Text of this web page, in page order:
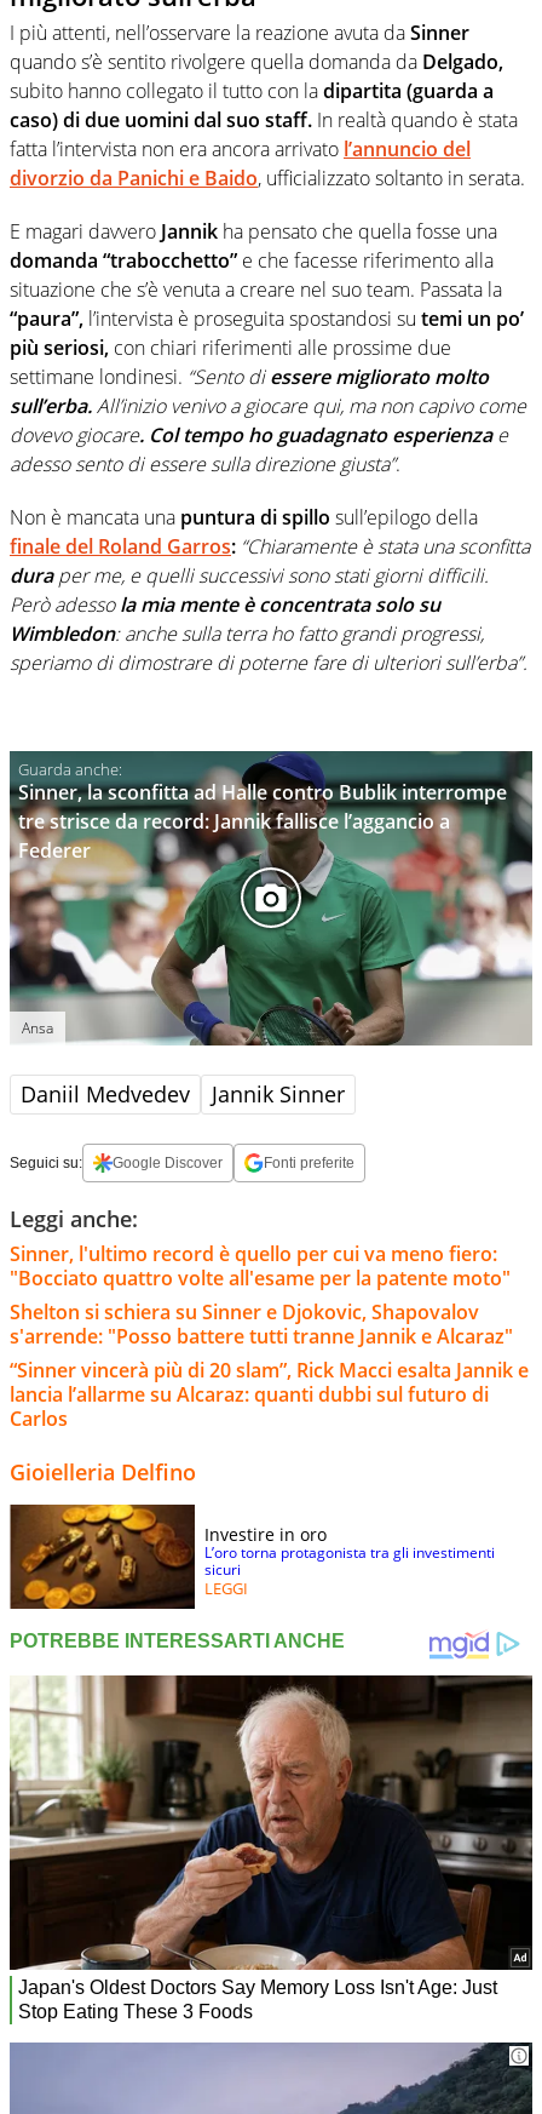
I più attenti, nell’osservare la reazione avuta daSinner
quando s’è sentito rivolgere quella domanda da Delgado,
subito hanno collegato il tutto con ladipartita (guarda a
caso) di due uomini dal suo staff. In realtà quando è stata
fatta l’intervista non era ancora arrivato l’annuncio del
divorzio da Panichi e Baido, ufficializzato soltanto in serata.
E magari davvero Jannik ha pensato che quella fosse una
domanda “trabocchetto” e che facesse riferimento alla
situazione che s’è venuta a creare nel suo team. Passata la
“paura”, l’intervista è proseguita spostandosi su temi un po’
più seriosi, con chiari riferimenti alle prossime due
settimane londinesi. “Sento diessere migliorato molto
sull’erba.All’inizio venivo a giocare qui, ma non capivo come
dovevo giocare. Col tempo ho guadagnato esperienzae
adesso sento di essere sulla direzione giusta”.
Non è mancata una puntura di spillo sull’epilogo della
finale del Roland Garros: “Chiaramente è stata una sconfitta
duraper me, e quelli successivi sono stati giorni difficili.
Però adessola mia mente è concentrata solo su
Wimbledon: anche sulla terra ho fatto grandi progressi,
speriamo di dimostrare di poterne fare di ulteriori sull’erba”.
Sinner, la sconfitta ad Halle contro Bublik interrompe
tre strisce da record: Jannik fallisce l’aggancio a
Federer
Ansa
Daniil Medvedev Jannik Sinner
Seguici su: Google Discover Fonti preferite
Leggi anche:
Sinner, l'ultimo record è quello per cui va meno fiero:
"Bocciato quattro volte all'esame per la patente moto"
Shelton si schiera su Sinner e Djokovic, Shapovalov
s'arrende: "Posso battere tutti tranne Jannik e Alcaraz"
“Sinner vincerà più di 20 slam”, Rick Macci esalta Jannik e
lancia l’allarme su Alcaraz: quanti dubbi sul futuro di
Carlos
Gioielleria Delfino
Investire in oro
L’oro torna protagonista tra gli investimenti
sicuri
LEGGI